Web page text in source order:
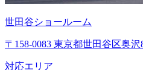
世田谷ショールーム
〒158-0083 東京都世田谷区奥沢
対応エリア